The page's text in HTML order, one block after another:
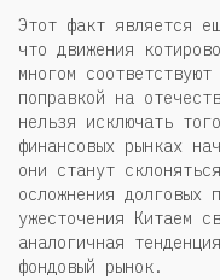
Этот факт является
что движения
многом
поправкой на
нельзя исключать
финансовых рынках
они станут
осложнения долговых
ужесточения Китаем
аналогичная
фондовый рынок.